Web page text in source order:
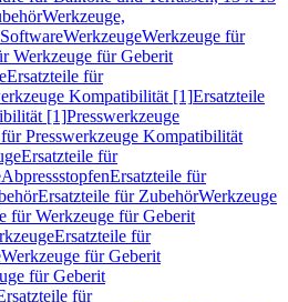
Werkzeuge,
WerkzeugeWerkzeuge für
Werkzeuge für Geberit
Ersatzteile für
Kompatibilität [1]Ersatzteile
[1]Presswerkzeuge
Presswerkzeuge Kompatibilität
Ersatzteile für
AbpressstopfenErsatzteile für
Ersatzteile für ZubehörWerkzeuge
für Werkzeuge für Geberit
Ersatzteile für
Werkzeuge für Geberit
für Geberit
für